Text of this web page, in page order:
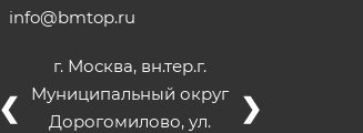
info@bmtop.ru
г. Москва, вн.тер.г.
Муниципальный округ
Дорогомилово, ул.
❮ ❯